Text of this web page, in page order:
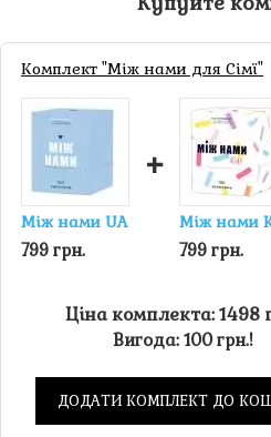
Комплект "Між нами для Сімї"
Між нами UA
799 грн.
+
Між нами
799 грн.
Ціна комплекта: 1498
Вигода: 100 грн.!
ДОДАТИ КОМПЛЕКТ ДО